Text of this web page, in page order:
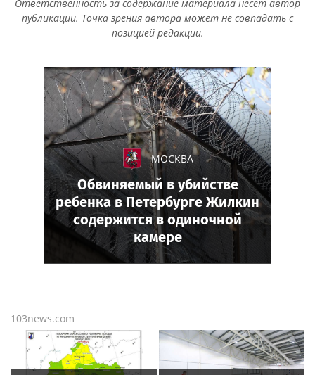
Ответственность за содержание материала несет автор
публикации. Точка зрения автора может не совпадать с
позицией редакции.
103news.com
МОСКВА
Обвиняемый в убийстве
ребенка в Петербурге Жилкин
содержится в одиночной
камере